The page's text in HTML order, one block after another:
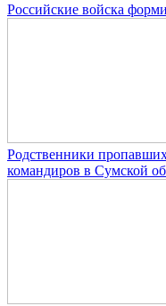
Российские войска
Родственники
командиров в Сумской